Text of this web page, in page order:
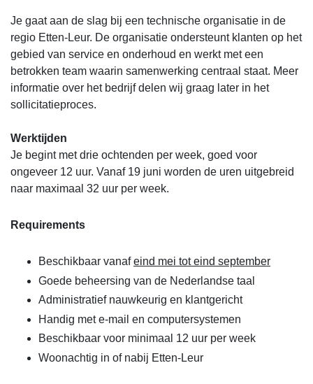
Je gaat aan de slag bij een technische organisatie in de
regio Etten-Leur. De organisatie ondersteunt klanten op het
gebied van service en onderhoud en werkt met een
betrokken team waarin samenwerking centraal staat. Meer
informatie over het bedrijf delen wij graag later in het
sollicitatieproces.
Werktijden
Je begint met drie ochtenden per week, goed voor
ongeveer 12 uur. Vanaf 19 juni worden de uren uitgebreid
naar maximaal 32 uur per week.
Requirements
Beschikbaar vanafeind mei tot eind september
Goede beheersing van de Nederlandse taal
Administratief nauwkeurig en klantgericht
Handig met e-mail en computersystemen
Beschikbaar voor minimaal 12 uur per week
Woonachtig in of nabij Etten-Leur